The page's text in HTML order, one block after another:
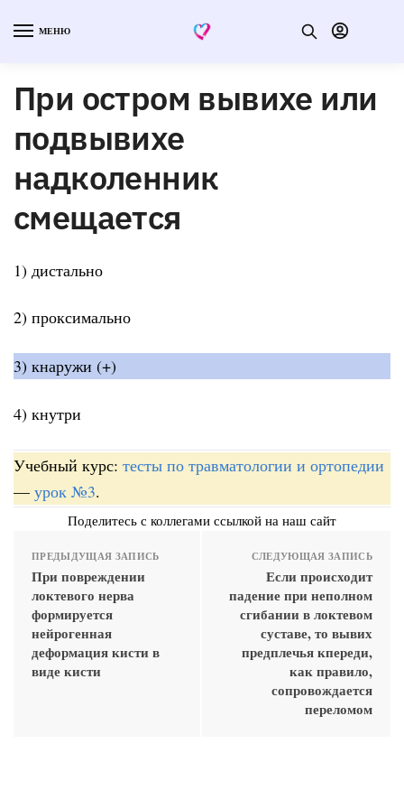
МЕНЮ
При остром вывихе или
подвывихе
надколенник
смещается
1) дистально
2) проксимально
3) кнаружи (+)
4) кнутри
Учебный курс: тесты по травматологии и ортопедии
— урок №3.
Поделитесь с коллегами ссылкой на наш сайт
ПРЕДЫДУЩАЯ ЗАПИСЬ
При повреждении
локтевого нерва
формируется
нейрогенная
деформация кисти в
виде кисти
СЛЕДУЮЩАЯ ЗАПИСЬ
Если происходит
падение при неполном
сгибании в локтевом
суставе, то вывих
предплечья кпереди,
как правило,
сопровождается
переломом